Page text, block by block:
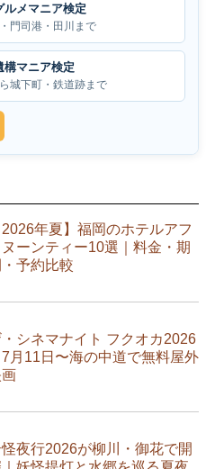
ルメマニア検定
門司港・田川まで
構マニア検定
城下町・鉄道跡まで
2026年夏】福岡のホテルアフ
ヌーンティー10選｜料金・期
・予約比較
シネマナイト フクオカ2026
7月11日〜海の中道で無料屋外
夜行2026が柳川・御花で開